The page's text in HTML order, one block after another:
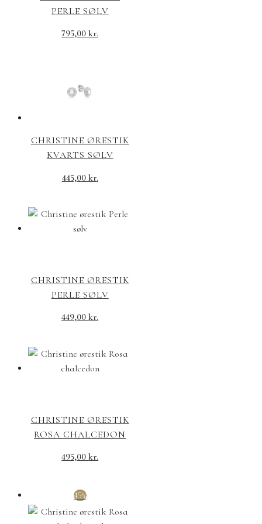
PERLE SØLV
795,00kr.
CHRISTINE ØRESTIK
KVARTS SØLV
445,00 kr.
CHRISTINE ØRESTIK
PERLE SØLV
449,00kr.
CHRISTINE ØRESTIK
ROSA CHALCEDON
495,00kr.
45%